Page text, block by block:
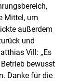
Mittel, um
außerdem
und
Vill: „Es
bewusst
Danke für die